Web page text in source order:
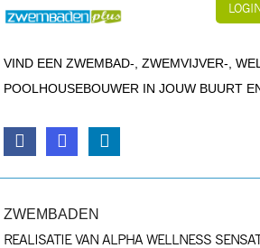
VIND EEN ZWEMBAD-, ZWEMVIJVER-,
POOLHOUSEBOUWER IN JOUW BUURT
ZWEMBADEN
REALISATIE VAN ALPHA WELLNESS